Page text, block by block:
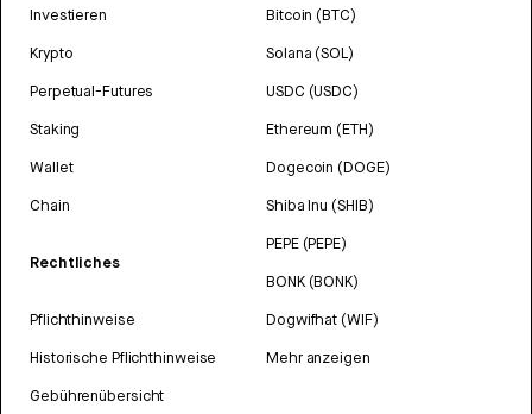
Investieren
Krypto
Perpetual-Futures
Staking
Wallet
Chain
Rechtliches
Pflichthinweise
Historische Pflichthinweise
Gebührenübersicht
Bitcoin (BTC)
Solana (SOL)
USDC (USDC)
Ethereum (ETH)
Dogecoin (DOGE)
Shiba Inu (SHIB)
PEPE (PEPE)
BONK (BONK)
Dogwifhat (WIF)
Mehr anzeigen